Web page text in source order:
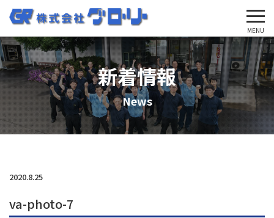
'Skip'
MENU
新着情報
News
2020.8.25
va-photo-7